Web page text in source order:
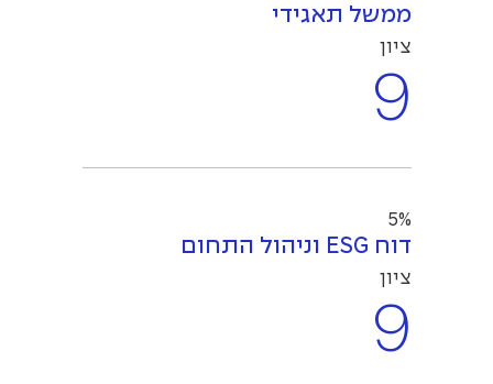
ממשל תאגידי
ציון
9
5%
דוח ESG וניהול התחום
ציון
9